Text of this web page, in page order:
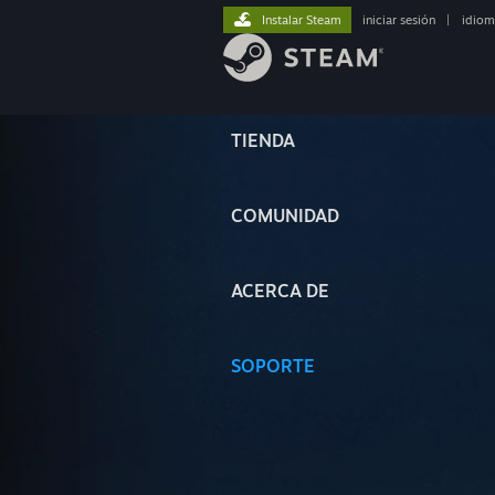
TIENDA
COMUNIDAD
ACERCA DE
SOPORTE
Instalar Steam iniciar sesión